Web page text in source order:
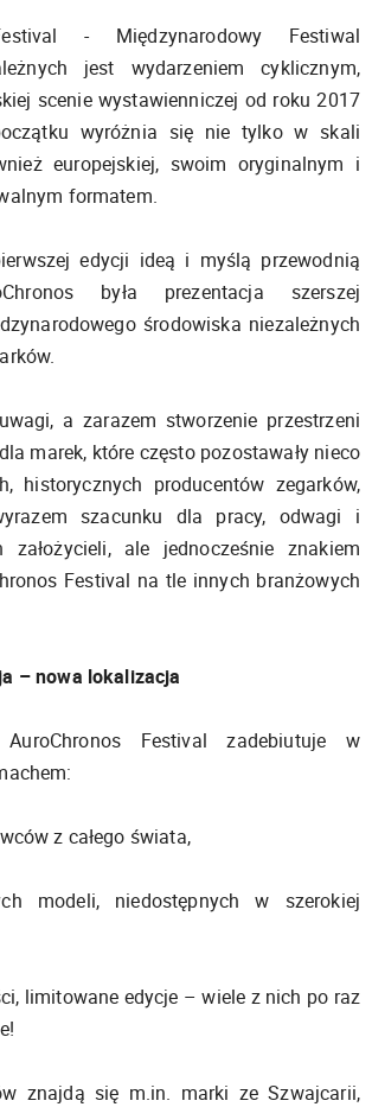
- Międzynarodowy Festiwal
jest wydarzeniem cyklicznym,
scenie wystawienniczej od roku 2017
wyróżnia się nie tylko w skali
europejskiej, swoim oryginalnym i
formatem.
edycji ideą i myślą przewodnią
była prezentacja szerszej
środowiska niezależnych
a zarazem stworzenie przestrzeni
marek, które często pozostawały nieco
historycznych producentów zegarków,
szacunku dla pracy, odwagi i
założycieli, ale jednocześnie znakiem
Festival na tle innych branżowych
– nowa lokalizacja
Festival zadebiutuje w
z całego świata,
modeli, niedostępnych w szerokiej
limitowane edycje – wiele z nich po raz
znajdą się m.in. marki ze Szwajcarii,